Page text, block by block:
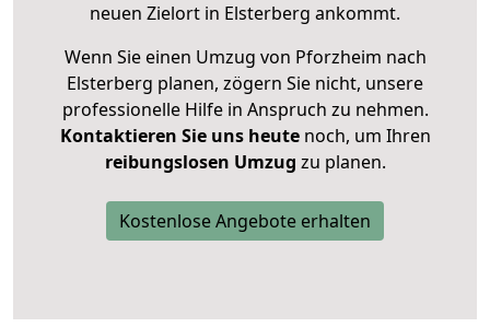
neuen Zielort in Elsterberg ankommt.
Wenn Sie einen Umzug von Pforzheim nach
Elsterberg planen, zögern Sie nicht, unsere
professionelle Hilfe in Anspruch zu nehmen.
Kontaktieren Sie uns heutenoch, um Ihren
reibungslosen Umzug zu planen.
Kostenlose Angebote erhalten